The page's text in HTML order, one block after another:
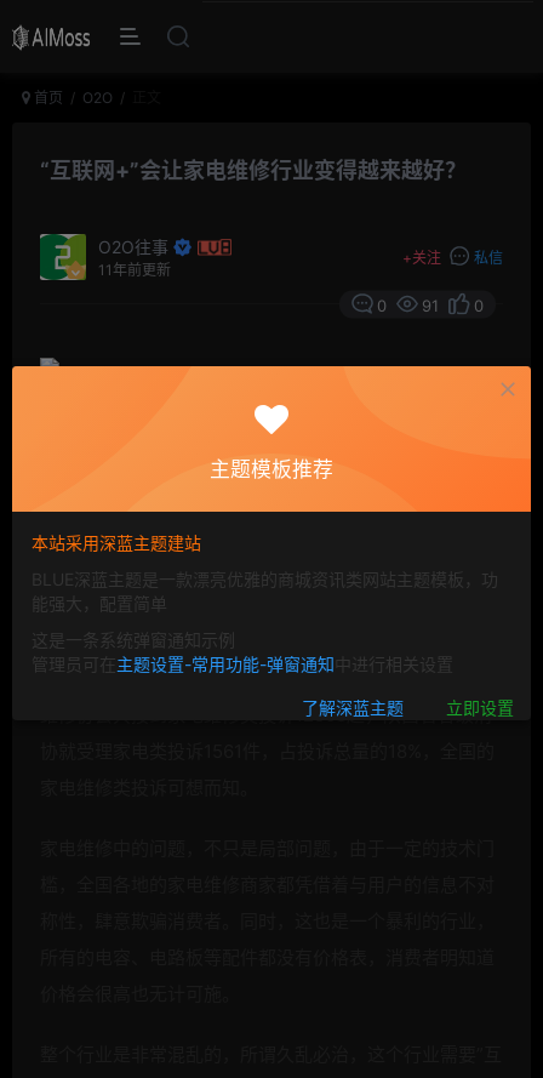
首页 O2O
“互联网+”会让家电维修行业变得越来越好？
O2O往事
11年前更新
+关注 私信
0 91 0
家电维修，多年来一直为大众所诟病。一方面贵重的家电
坏了不得不维修以继续使用，另一方面几乎每一个找人上
门做家电维修的人都有过被“宰“的经历。2015年的3.15数
据统计，家电维修类的投资仍旧是居高不下的，甚至不低
于假冒伪劣产品。相关数据，仅2014年，江苏省家用电器
维修协会共接到家电维修类投诉12508起，陕西省各级消
主题模板推荐
本站采用深蓝主题建站
BLUE深蓝主题是一款漂亮优雅的商城资讯类网站主题模板，功
能强大，配置简单
这是一条系统弹窗通知示例
管理员可在主题设置-常用功能-弹窗通知中进行相关设置
了解深蓝主题 立即设置